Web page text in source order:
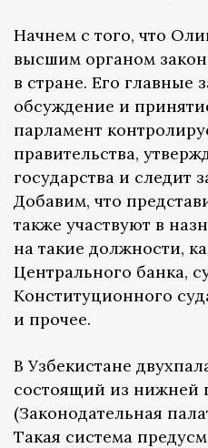
Начнем с того, что
высшим органом
в стране. Его главные
обсуждение и
парламент
правительства,
государства и следит
Добавим, что
также участвуют в
на такие должности,
Центрального банка,
Конституционного
и прочее.
В Узбекистане
состоящий из нижней
(Законодательная
Такая система